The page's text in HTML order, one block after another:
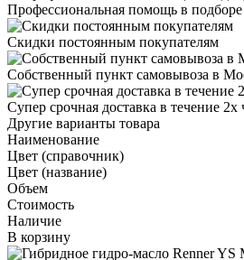
Профессиональная помощь в подборе
Скидки постоянным покупателям
Собственный пункт самовывоза в
Супер срочная доставка в течение 2х
Другие варианты товара
Наименование
Цвет (справочник)
Цвет (название)
Объем
Стоимость
Наличие
В корзину